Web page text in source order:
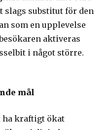
slags substitut för den
som en upplevelse
aktiveras
i något större.
mål
ha kraftigt ökat